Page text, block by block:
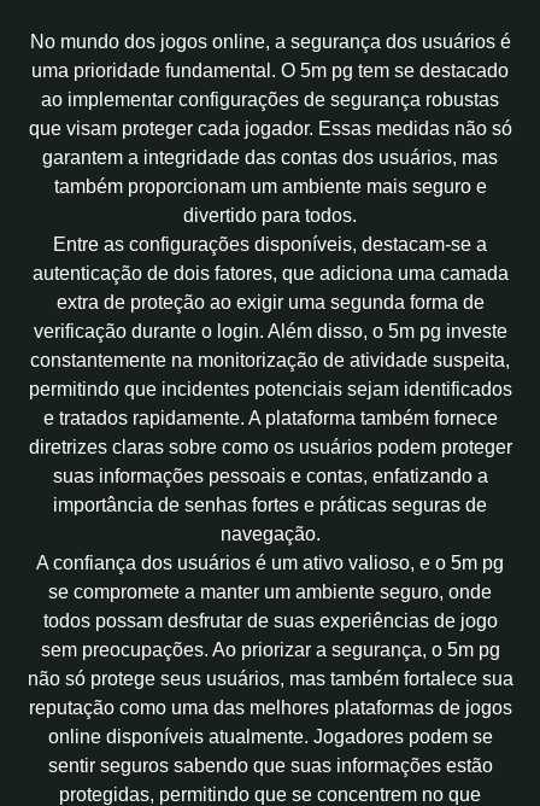
No mundo dos jogos online, a segurança dos usuários é
uma prioridade fundamental. O 5m pg tem se destacado
ao implementar configurações de segurança robustas
que visam proteger cada jogador. Essas medidas não só
garantem a integridade das contas dos usuários, mas
também proporcionam um ambiente mais seguro e
divertido para todos.
Entre as configurações disponíveis, destacam-se a
autenticação de dois fatores, que adiciona uma camada
extra de proteção ao exigir uma segunda forma de
verificação durante o login. Além disso, o 5m pg investe
constantemente na monitorização de atividade suspeita,
permitindo que incidentes potenciais sejam identificados
e tratados rapidamente. A plataforma também fornece
diretrizes claras sobre como os usuários podem proteger
suas informações pessoais e contas, enfatizando a
importância de senhas fortes e práticas seguras de
navegação.
A confiança dos usuários é um ativo valioso, e o 5m pg
se compromete a manter um ambiente seguro, onde
todos possam desfrutar de suas experiências de jogo
sem preocupações. Ao priorizar a segurança, o 5m pg
não só protege seus usuários, mas também fortalece sua
reputação como uma das melhores plataformas de jogos
online disponíveis atualmente. Jogadores podem se
sentir seguros sabendo que suas informações estão
protegidas, permitindo que se concentrem no que